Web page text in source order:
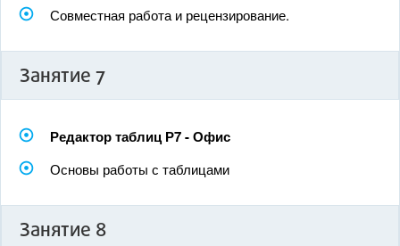
Совместная работа и рецензирование.
Занятие 7
Редактор таблиц Р7 - Офис
Основы работы с таблицами
Занятие 8